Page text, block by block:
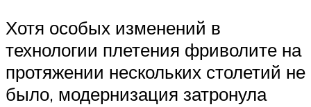
Хотя особых изменений в
технологии плетения фриволите на
протяжении нескольких столетий не
было, модернизация затронула